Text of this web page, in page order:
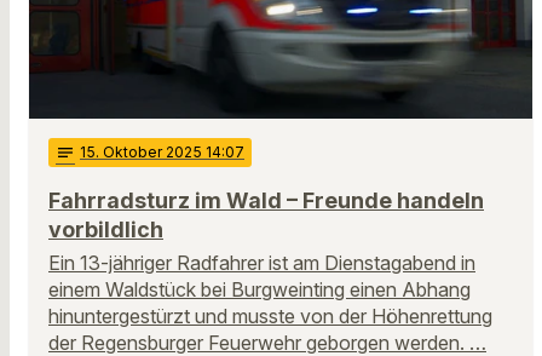
notes 15. Oktober 2025 14:07
Fahrradsturz im Wald – Freunde handeln
vorbildlich
Ein 13-jähriger Radfahrer ist am Dienstagabend in
einem Waldstück bei Burgweinting einen Abhang
hinuntergestürzt und musste von der Höhenrettung
der Regensburger Feuerwehr geborgen werden. …